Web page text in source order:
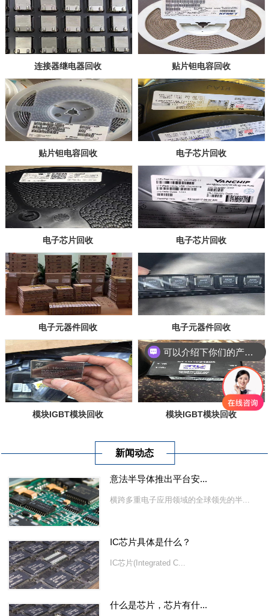
连接器继电器回收 贴片钽电容回收
贴片钽电容回收 电子芯片回收
电子芯片回收 电子芯片回收
电子元器件回收 电子元器件回收
模块IGBT模块回收 模块IGBT模块回收
新闻动态
意法半导体推出平台安...
横跨多重电子应用领域的全球领先的半...
IC芯片具体是什么？
IC芯片(Integrated C...
什么是芯片，芯片有什...
可以介绍下你们的产品么？